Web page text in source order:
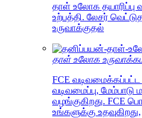
தாள் உலோக தயாரிப்பு
உற்பத்தி. லேசர்
உருவாக்குதல்
தாள் உலோக
FCE
வடிவமைப்பு,
வழங்குகிறது. FCE
உங்களுக்கு உதவுகிறது,